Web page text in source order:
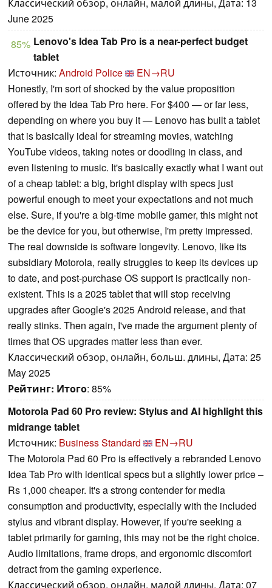
Классический обзор, онлайн, малой длины, Дата: 13
June 2025
85% Lenovo's Idea Tab Pro is a near-perfect budget
tablet
Источник: Android Police
EN→RU
Honestly, I'm sort of shocked by the value proposition
offered by the Idea Tab Pro here. For $400 — or far less,
depending on where you buy it — Lenovo has built a tablet
that is basically ideal for streaming movies, watching
YouTube videos, taking notes or doodling in class, and
even listening to music. It's basically exactly what I want out
of a cheap tablet: a big, bright display with specs just
powerful enough to meet your expectations and not much
else. Sure, if you're a big-time mobile gamer, this might not
be the device for you, but otherwise, I'm pretty impressed.
The real downside is software longevity. Lenovo, like its
subsidiary Motorola, really struggles to keep its devices up
to date, and post-purchase OS support is practically non-
existent. This is a 2025 tablet that will stop receiving
upgrades after Google's 2025 Android release, and that
really stinks. Then again, I've made the argument plenty of
times that OS upgrades matter less than ever.
Классический обзор, онлайн, больш. длины, Дата: 25
May 2025
Рейтинг: Итого: 85%
Motorola Pad 60 Pro review: Stylus and AI highlight this
midrange tablet
Источник: Business Standard
EN→RU
The Motorola Pad 60 Pro is effectively a rebranded Lenovo
Idea Tab Pro with identical specs but a slightly lower price –
Rs 1,000 cheaper. It's a strong contender for media
consumption and productivity, especially with the included
stylus and vibrant display. However, if you're seeking a
tablet primarily for gaming, this may not be the right choice.
Audio limitations, frame drops, and ergonomic discomfort
detract from the gaming experience.
Классический обзор, онлайн, малой длины, Дата: 07